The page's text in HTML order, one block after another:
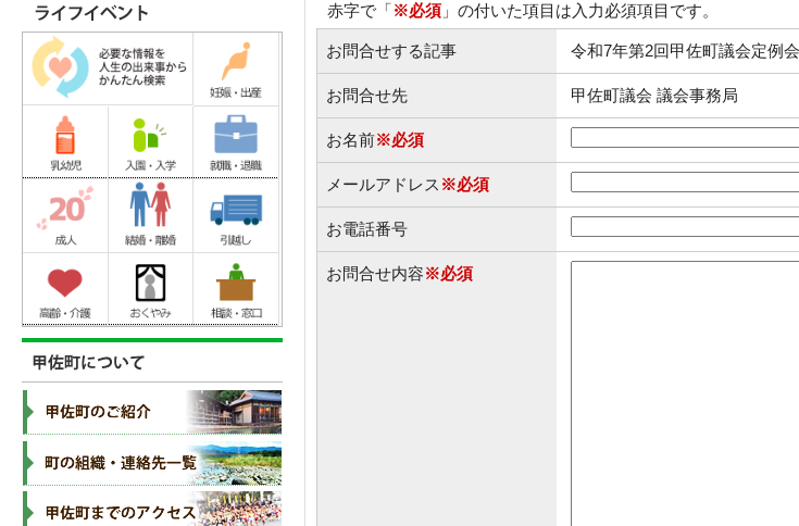
赤字で「※必須 」の付いた項目は入力必須項目です。
お問合せする記事 令和7年第2回甲佐町議会定例
お問合せ先 甲佐町議会 議会事務局
お名前※必須
メールアドレス ※必須
お電話番号
お問合せ内容※必須